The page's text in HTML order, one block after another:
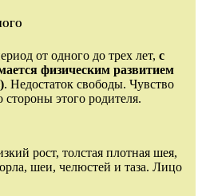
от одного до трех лет, с
физическим развитием
. Недостаток свободы. Чувство
стороны этого родителя.
рост, толстая плотная шея,
шеи, челюстей и таза. Лицо